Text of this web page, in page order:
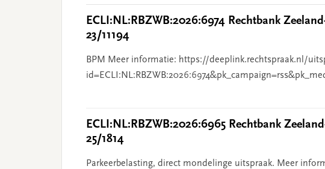
ECLI:NL:RBZWB:2026:6974 Rechtbank
23/11194
BPM Meer informatie: https://deeplink.rechtspraak.nl/
ECLI:NL:RBZWB:2026:6965 Rechtbank
25/1814
Parkeerbelasting, direct mondelinge uitspraak. Meer